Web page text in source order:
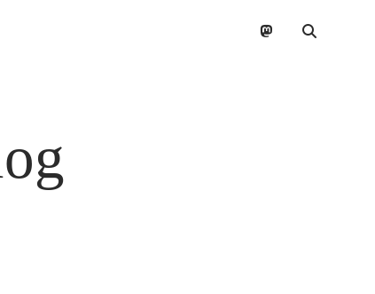
mastodon